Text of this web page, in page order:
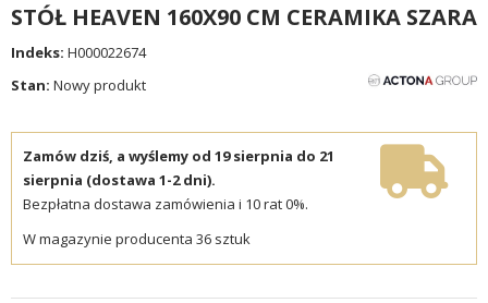
STÓŁ HEAVEN 160X90 CM CERAMIKA SZARA
Indeks: H000022674
Stan: Nowy produkt
Zamów dziś, a wyślemy od 19 sierpnia do 21
sierpnia (dostawa 1-2 dni).
Bezpłatna dostawa zamówienia i 10 rat 0%.
W magazynie producenta 36 sztuk